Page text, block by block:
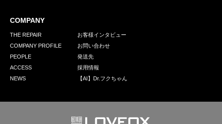
COMPANY
THE REPAIR
COMPANY PROFILE
PEOPLE
ACCESS
NEWS
お客様インタビュー
お問い合わせ
発送先
採用情報
【AI】Dr.フクちゃん